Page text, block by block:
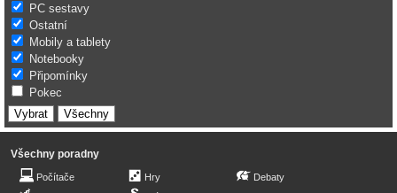
PC sestavy
Ostatní
Mobily a tablety
Notebooky
Připomínky
Pokec
Všechny poradny
Počítače
Hry
Debaty